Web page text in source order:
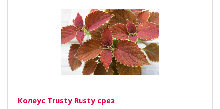
Колеус Trusty Rusty срез